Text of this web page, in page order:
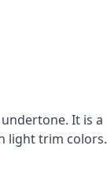
It is a
light trim colors.